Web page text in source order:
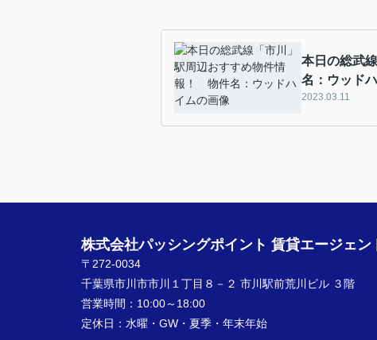
本日の総武
名：ウッド
2023.03.11
株式会社パッシングポイント 賃貸エージェン
〒272-0034
千葉県市川市市川１丁目８－２ 市川駅前荒川ビル ３階
営業時間： 10:00～18:00
定休日： 水曜・GW・夏季・年末年始